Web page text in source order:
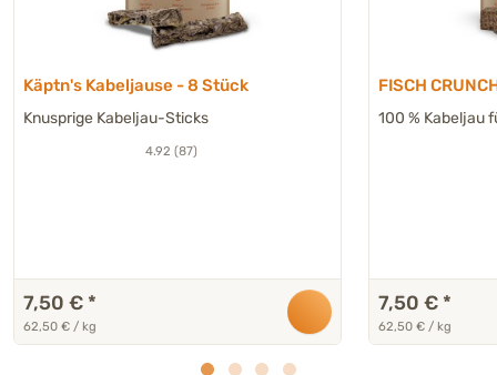
Käptn's Kabeljause - 8 Stück
Knusprige Kabeljau-Sticks
4.92 (87)
7,50 € *
62,50 € / kg
FISCH
100 % Kabeljau
7,50 € *
62,50 € / kg